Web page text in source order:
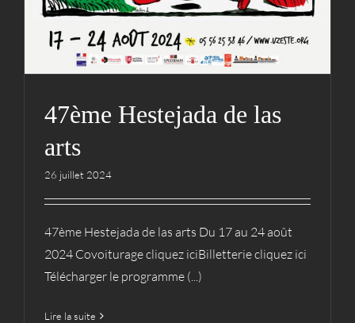
47ème Hestejada de las
arts
26 juillet 2024
47ème Hestejada de las arts Du 17 au 24 août
2024 Covoiturage cliquez iciBilletterie cliquez ici
Télécharger le programme (...)
Lire la suite